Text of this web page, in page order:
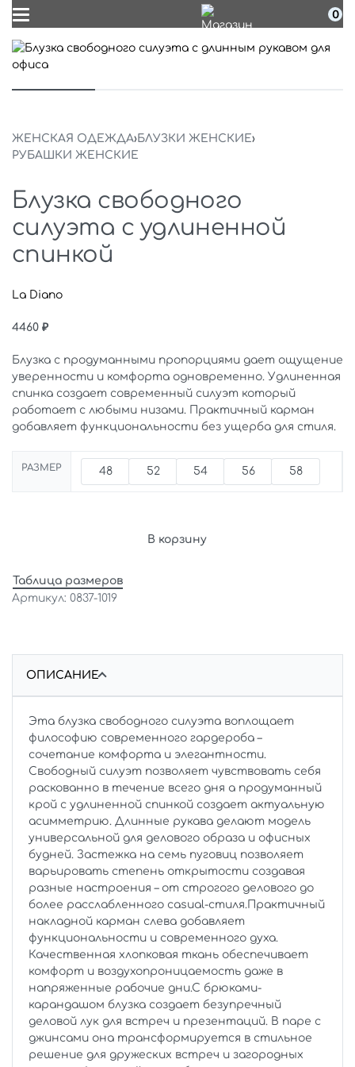
0
ЖЕНСКАЯ ОДЕЖДА›БЛУЗКИ ЖЕНСКИЕ›
РУБАШКИ ЖЕНСКИЕ
Блузка свободного
силуэта с удлиненной
спинкой
La Diano
4460 ₽
Блузка с продуманными пропорциями дает ощущение
уверенности и комфорта одновременно. Удлиненная
спинка создает современный силуэт который
работает с любыми низами. Практичный карман
добавляет функциональности без ущерба для стиля.
РАЗМЕР 48 52 54 56 58
В корзину
Таблица размеров
0837-1019
ОПИСАНИЕ
Эта блузка свободного силуэта воплощает
философию современного гардероба –
сочетание комфорта и элегантности.
Свободный силуэт позволяет чувствовать себя
раскованно в течение всего дня а продуманный
крой с удлиненной спинкой создает актуальную
асимметрию. Длинные рукава делают модель
универсальной для делового образа и офисных
будней. Застежка на семь пуговиц позволяет
варьировать степень открытости создавая
разные настроения – от строгого делового до
более расслабленного casual-стиля.Практичный
накладной карман слева добавляет
функциональности и современного духа.
Качественная хлопковая ткань обеспечивает
комфорт и воздухопроницаемость даже в
напряженные рабочие дни.С брюками-
карандашом блузка создает безупречный
деловой лук для встреч и презентаций. В паре с
джинсами она трансформируется в стильное
решение для дружеских встреч и загородных